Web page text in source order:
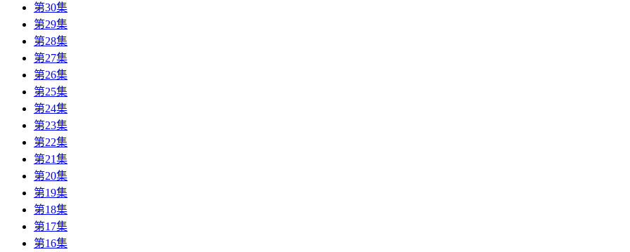
第30集
第29集
第28集
第27集
第26集
第25集
第24集
第23集
第22集
第21集
第20集
第19集
第18集
第17集
第16集